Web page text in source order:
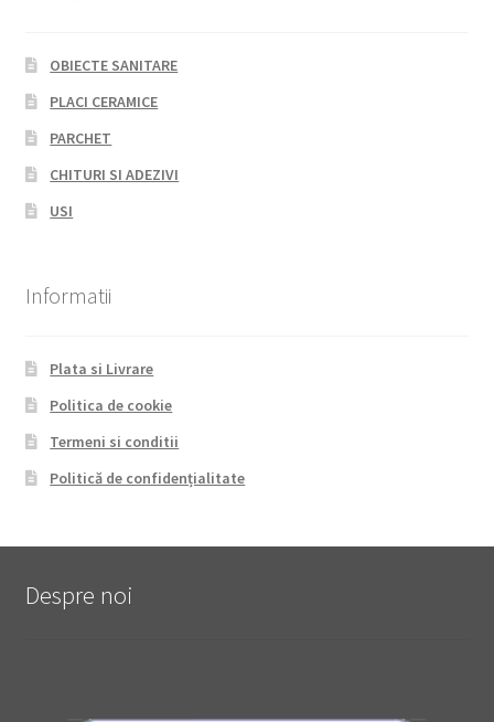
OBIECTE SANITARE
PLACI CERAMICE
PARCHET
CHITURI SI ADEZIVI
USI
Informatii
Plata si Livrare
Politica de cookie
Termeni si conditii
Politică de confidențialitate
Despre noi